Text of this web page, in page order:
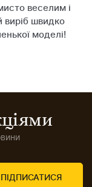
веселим і
виріб швидко
моделі!